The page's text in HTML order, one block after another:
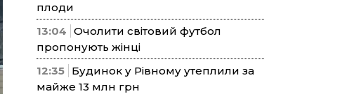
плоди
13:04 Очолити світовий футбол
пропонують жінці
12:35 Будинок у Рівному утеплили за
майже 13 млн грн